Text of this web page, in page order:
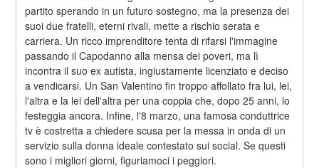
partito sperando in un futuro sostegno, ma la presenza dei
suoi due fratelli, eterni rivali, mette a rischio serata e
carriera. Un ricco imprenditore tenta di rifarsi l'immagine
passando il Capodanno alla mensa dei poveri, ma lì
incontra il suo ex autista, ingiustamente licenziato e deciso
a vendicarsi. Un San Valentino fin troppo affollato fra lui, lei,
l'altra e la lei dell'altra per una coppia che, dopo 25 anni, lo
festeggia ancora. Infine, l'8 marzo, una famosa conduttrice
tv è costretta a chiedere scusa per la messa in onda di un
servizio sulla donna ideale contestato sui social. Se questi
sono i migliori giorni, figuriamoci i peggiori.